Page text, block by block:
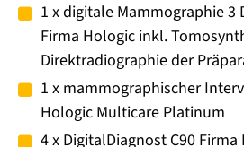
1 x digitale Mammographie 3
Firma Hologic inkl.
Direktradiographie der
1 x mammographischer
Hologic Multicare Platinum
4 x DigitalDiagnost C90 Firma